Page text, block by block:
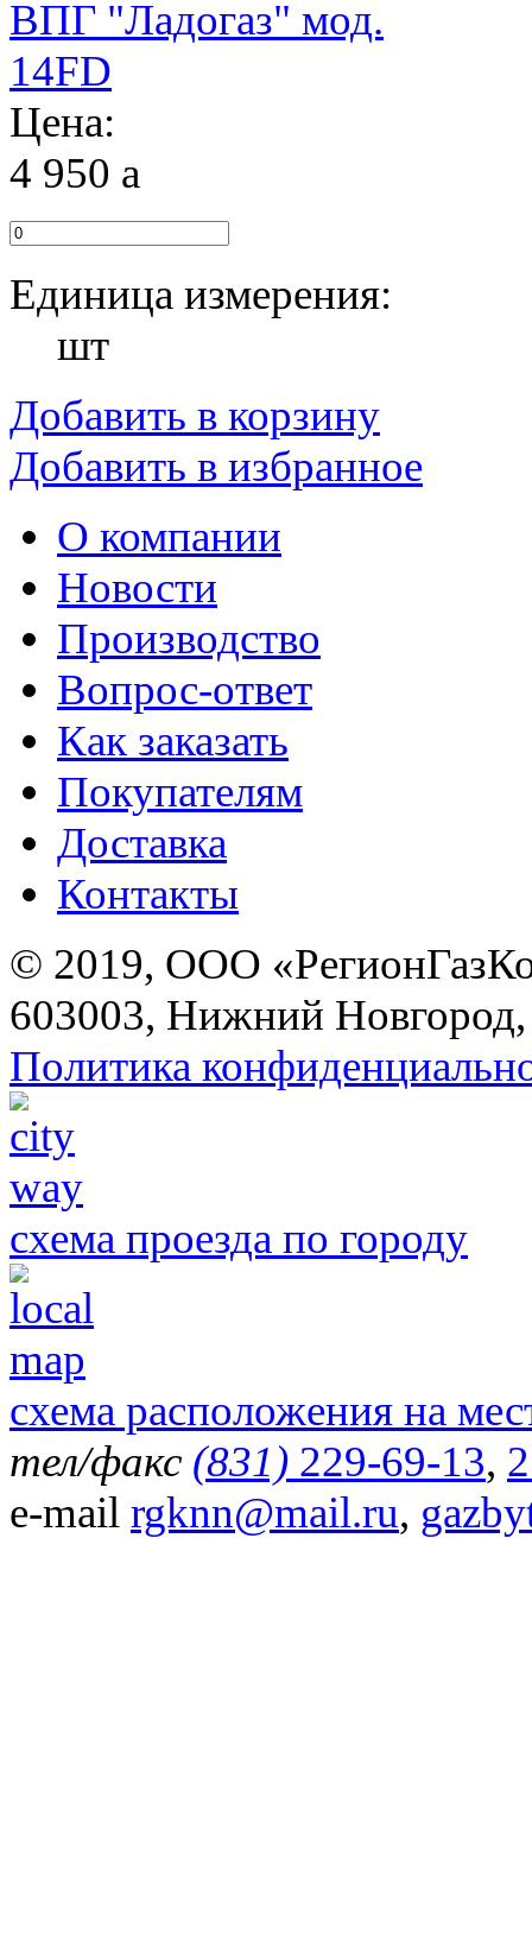
Цена:
4 950 a
Единица измерения:
шт
Добавить в корзину
Добавить в избранное
О компании
Новости
Производство
Вопрос-ответ
Как заказать
Покупателям
Доставка
Контакты
© 2019, ООО
603003, Нижний
Политика
схема проезда по городу
схема расположения на
тел/факс (831) 229-69-13,
e-mail rgknn@mail.ru,